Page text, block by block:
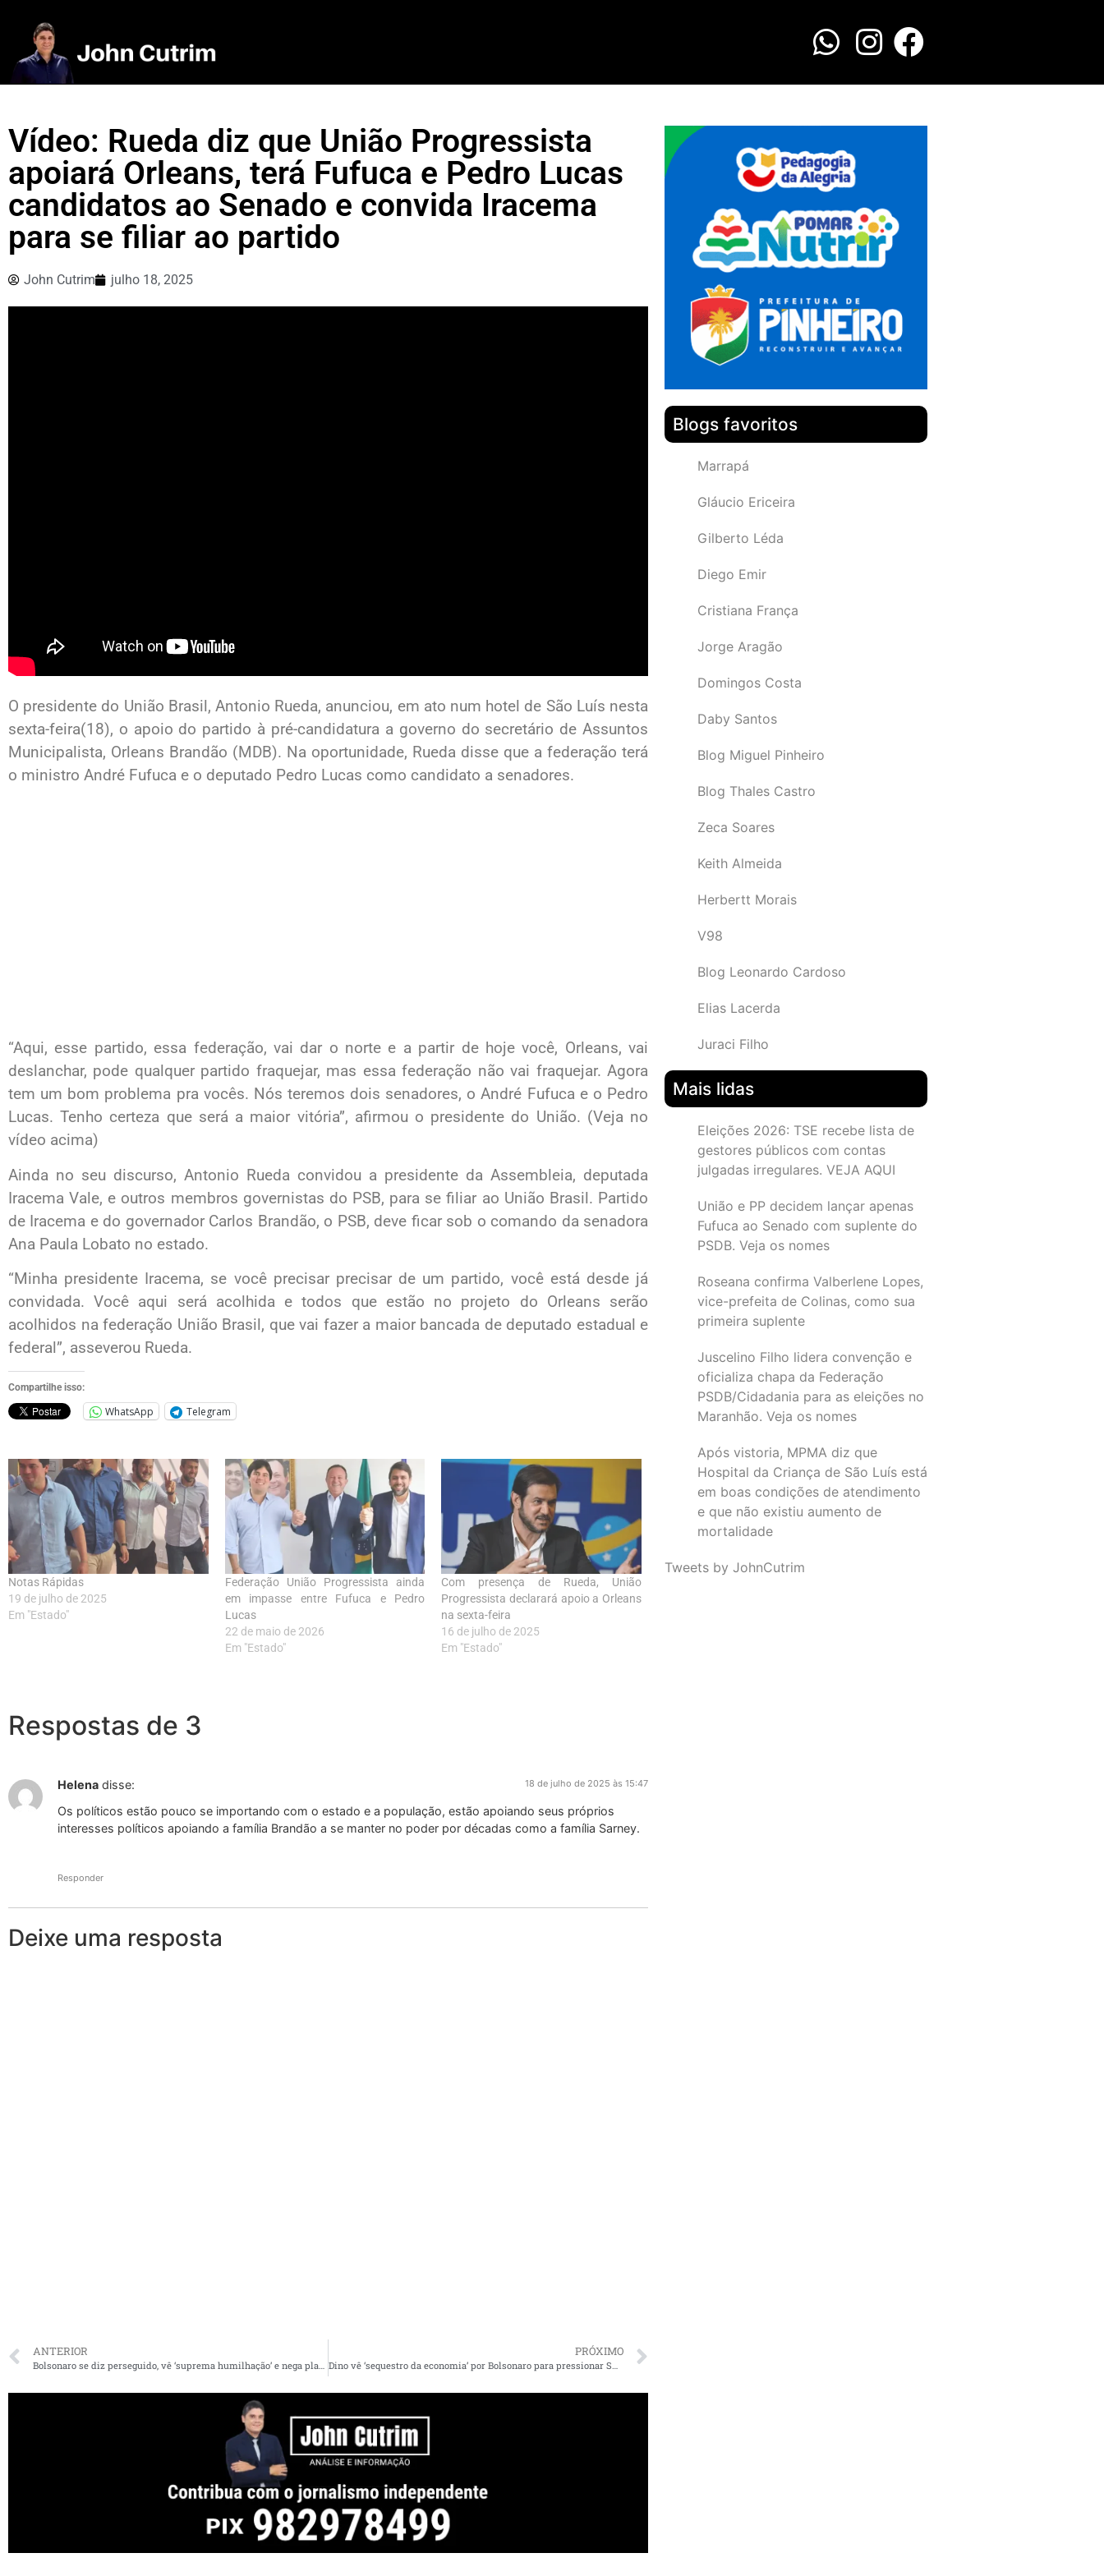
Vídeo: Rueda diz que União Progressista
apoiará Orleans, terá Fufuca e Pedro Lucas
candidatos ao Senado e convida Iracema
para se filiar ao partido
John Cutrim julho 18, 2025
O presidente do União Brasil, Antonio Rueda, anunciou, em ato num hotel de São Luís nesta
sexta-feira(18), o apoio do partido à pré-candidatura a governo do secretário de Assuntos
Municipalista, Orleans Brandão (MDB). Na oportunidade, Rueda disse que a federação terá
o ministro André Fufuca e o deputado Pedro Lucas como candidato a senadores.
“Aqui, esse partido, essa federação, vai dar o norte e a partir de hoje você, Orleans, vai
deslanchar, pode qualquer partido fraquejar, mas essa federação não vai fraquejar. Agora
tem um bom problema pra vocês. Nós teremos dois senadores, o André Fufuca e o Pedro
Lucas. Tenho certeza que será a maior vitória”, afirmou o presidente do União. (Veja no
vídeo acima)
Ainda no seu discurso, Antonio Rueda convidou a presidente da Assembleia, deputada
Iracema Vale, e outros membros governistas do PSB, para se filiar ao União Brasil. Partido
de Iracema e do governador Carlos Brandão, o PSB, deve ficar sob o comando da senadora
Ana Paula Lobato no estado.
“Minha presidente Iracema, se você precisar precisar de um partido, você está desde já
convidada. Você aqui será acolhida e todos que estão no projeto do Orleans serão
acolhidos na federação União Brasil, que vai fazer a maior bancada de deputado estadual e
federal”, asseverou Rueda.
Compartilhe isso:
WhatsApp Telegram
Notas Rápidas
19 de julho de 2025
Em "Estado"
Federação União Progressista ainda
em impasse entre Fufuca e Pedro
Lucas
22 de maio de 2026
Em "Estado"
Com presença de Rueda, União
Progressista declarará apoio a Orleans
na sexta-feira
16 de julho de 2025
Em "Estado"
Respostas de 3
Helena disse: 18 de julho de 2025 às 15:47
Os políticos estão pouco se importando com o estado e a população, estão apoiando seus próprios
interesses políticos apoiando a família Brandão a se manter no poder por décadas como a família Sarney.
Responder
Deixe uma resposta
ANTERIOR
Bolsonaro se diz perseguido, vê ‘suprema humilhação’ e nega plano para fugir do Brasil
PRÓXIMO
Dino vê ‘sequestro da economia’ por Bolsonaro para pressionar STF e vota por manter tornozeleira eletrônica
Blogs favoritos
Marrapá
Gláucio Ericeira
Gilberto Léda
Diego Emir
Cristiana França
Jorge Aragão
Domingos Costa
Daby Santos
Blog Miguel Pinheiro
Blog Thales Castro
Zeca Soares
Keith Almeida
Herbertt Morais
V98
Blog Leonardo Cardoso
Elias Lacerda
Juraci Filho
Mais lidas
Eleições 2026: TSE recebe lista de
gestores públicos com contas
julgadas irregulares. VEJA AQUI
União e PP decidem lançar apenas
Fufuca ao Senado com suplente do
PSDB. Veja os nomes
Roseana confirma Valberlene Lopes,
vice-prefeita de Colinas, como sua
primeira suplente
Juscelino Filho lidera convenção e
oficializa chapa da Federação
PSDB/Cidadania para as eleições no
Maranhão. Veja os nomes
Após vistoria, MPMA diz que
Hospital da Criança de São Luís está
em boas condições de atendimento
e que não existiu aumento de
mortalidade
Tweets by JohnCutrim